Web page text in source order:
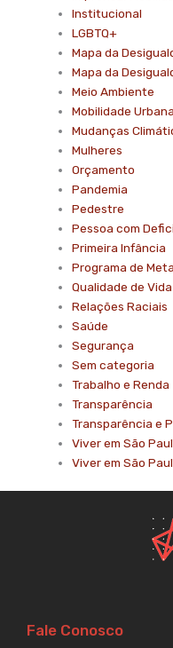
Institucional
LGBTQ+
Mapa da
Mapa da
Meio Ambiente
Mobilidade Urbana
Mudanças
Mulheres
Orçamento
Pandemia
Pedestre
Pessoa com
Primeira Infância
Programa de
Qualidade de Vida
Relações Raciais
Saúde
Segurança
Sem categoria
Trabalho e Renda
Transparência
Transparência e
Viver em São
Viver em São
Fale Conosco